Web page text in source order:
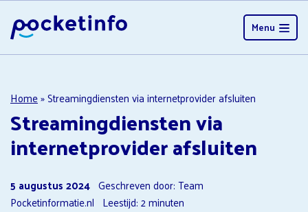
Menu
Home»Streamingdiensten via internetprovider afsluiten
Streamingdiensten via
internetprovider afsluiten
5 augustus 2024 Geschreven door: Team
Pocketinformatie.nl Leestijd:2minuten